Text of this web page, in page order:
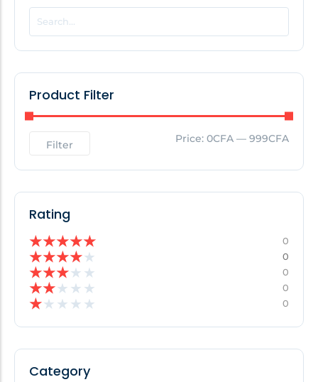
POPULAR THIS WEEK
No Posts Found!
No Posts Found!
Product Filter
Filter Price: 0CFA — 999CFA
Rating
★★★★★ 0
★★★★★ 0
★★★★ ★ 0
★★★ ★ ★ 0
★★ ★ ★ ★ 0
Category